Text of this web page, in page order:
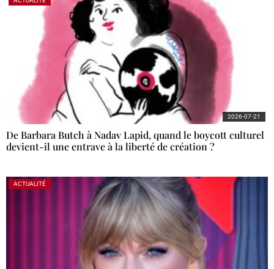
De Barbara Butch à Nadav Lapid, quand le boycott culturel
devient-il une entrave à la liberté de création ?
2026-07-21
ACTUALITÉ